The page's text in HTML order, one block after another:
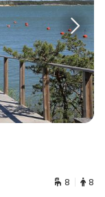
8 8